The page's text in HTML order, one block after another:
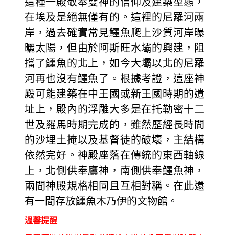
在埃及是絕無僅有的。這裡的尼羅河兩
岸，過去確實常見鱷魚爬上沙質河岸曝
曬太陽，但由於阿斯旺水壩的興建，阻
擋了鱷魚的北上，如今大壩以北的尼羅
河再也沒有鱷魚了。根據考證，這座神
殿可能建築在中王國或新王國時期的遺
址上，殿內的浮雕大多是在托勒密十二
世及羅馬時期完成的，雖然歷經長時間
的沙埋土掩以及基督徒的破壞，主結構
依然完好。神殿座落在傳統的東西軸線
上，北側供奉鷹神，南側供奉鱷魚神，
兩間神殿規格相同且互相對稱。在此還
有一間存放鱷魚木乃伊的文物館。
溫韾提醒